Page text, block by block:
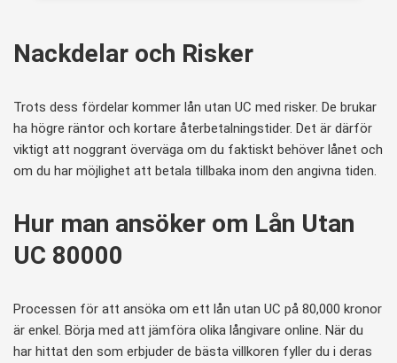
Nackdelar och Risker
Trots dess fördelar kommer lån utan UC med risker. De brukar
ha högre räntor och kortare återbetalningstider. Det är därför
viktigt att noggrant överväga om du faktiskt behöver lånet och
om du har möjlighet att betala tillbaka inom den angivna tiden.
Hur man ansöker om Lån Utan
UC 80000
Processen för att ansöka om ett lån utan UC på 80,000 kronor
är enkel. Börja med att jämföra olika långivare online. När du
har hittat den som erbjuder de bästa villkoren fyller du i deras